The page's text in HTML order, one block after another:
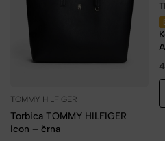
TOMMY HILFIGER
Torbica TOMMY HILFIGER
Icon – črna